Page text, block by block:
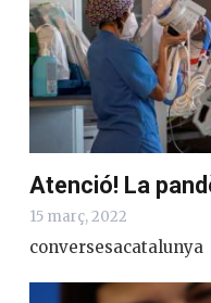
Atenció! La
15 març, 2022
conversesacatalunya